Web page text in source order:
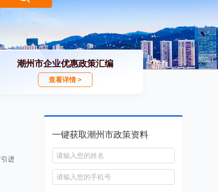
潮州市企业优惠政策汇编
查看详情 >
进
一键获取潮州市政策资料